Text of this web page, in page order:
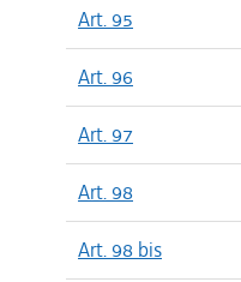
Art. 95
Art. 96
Art. 97
Art. 98
Art. 98 bis